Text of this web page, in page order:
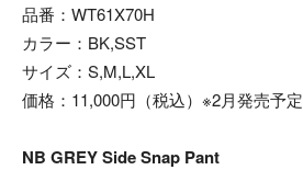
品番：WT61X70H
カラー：BK,SST
サイズ：S,M,L,XL
価格：11,000円（税込）※2月発売予定
NB GREY Side Snap Pant